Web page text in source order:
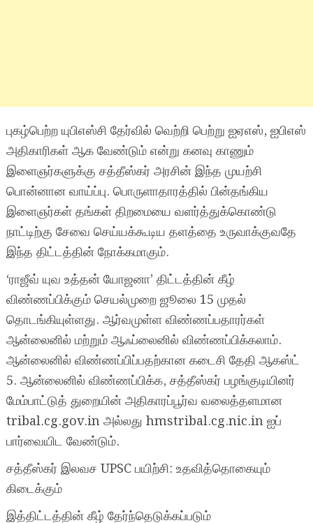
புகழ்பெற்ற யுபிஎஸ்சி தேர்வில் வெற்றி பெற்று ஐஏஎஸ், ஐபிஎஸ்
அதிகாரிகள் ஆக வேண்டும் என்று கனவு காணும்
இளைஞர்களுக்கு சத்தீஸ்கர் அரசின் இந்த முயற்சி
பொன்னான வாய்ப்பு. பொருளாதாரத்தில் பின்தங்கிய
இளைஞர்கள் தங்கள் திறமையை வளர்த்துக்கொண்டு
நாட்டிற்கு சேவை செய்யக்கூடிய தளத்தை உருவாக்குவதே
இந்த திட்டத்தின் நோக்கமாகும்.
‘ராஜீவ் யுவ உத்தன் யோஜனா’ திட்டத்தின் கீழ்
விண்ணப்பிக்கும் செயல்முறை ஜூலை 15 முதல்
தொடங்கியுள்ளது. ஆர்வமுள்ள விண்ணப்பதாரர்கள்
ஆன்லைனில் மற்றும் ஆஃப்லைனில் விண்ணப்பிக்கலாம்.
ஆன்லைனில் விண்ணப்பிப்பதற்கான கடைசி தேதி ஆகஸ்ட்
5. ஆன்லைனில் விண்ணப்பிக்க, சத்தீஸ்கர் பழங்குடியினர்
மேம்பாட்டுத் துறையின் அதிகாரப்பூர்வ வலைத்தளமான
tribal.cg.gov.in அல்லது hmstribal.cg.nic.in ஐப்
பார்வையிட வேண்டும்.
சத்தீஸ்கர் இலவச UPSC பயிற்சி: உதவித்தொகையும்
கிடைக்கும்
இத்திட்டத்தின் கீழ் தேர்ந்தெடுக்கப்படும்